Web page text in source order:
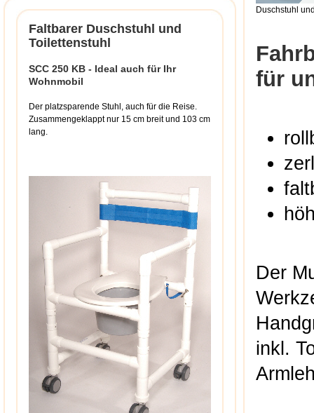
Faltbarer Duschstuhl und
Toilettenstuhl
SCC 250 KB - Ideal auch für Ihr
Wohnmobil
Der platzsparende Stuhl, auch für die Reise.
Zusammengeklappt nur 15 cm breit und 103 cm
lang.
Duschstuhl
für
Der
inkl.